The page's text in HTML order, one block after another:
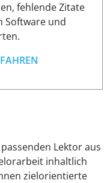
fehlende Zitate
Software und
Lektor aus
inhaltlich
zielorientierte